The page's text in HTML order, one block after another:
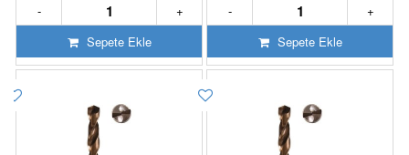
+
-
Sepete Ekle
+
-
Sepete Ekle